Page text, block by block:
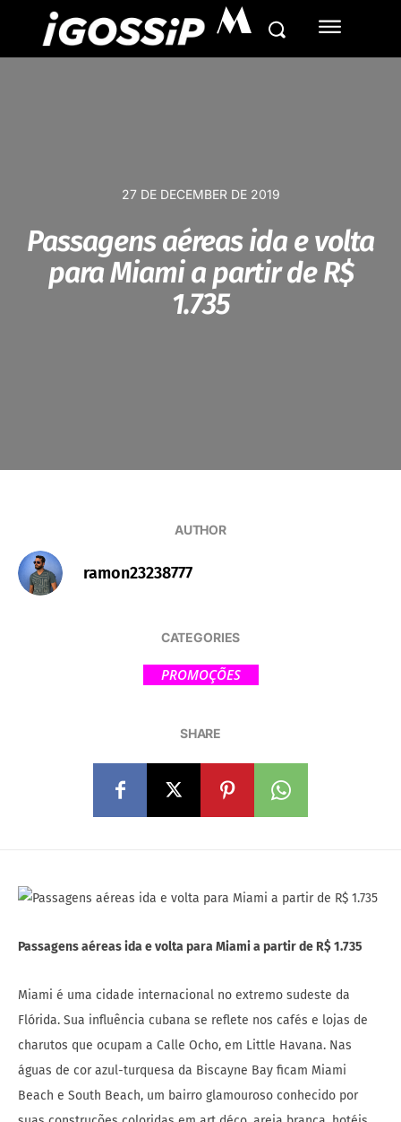
M
27 DE DECEMBER DE 2019
Passagens aéreas ida e volta
para Miami a partir de R$
1.735
AUTHOR
ramon23238777
CATEGORIES
PROMOÇÕES
SHARE
Passagens aéreas ida e volta para Miami a partir de R$ 1.735
Miami é uma cidade internacional no extremo sudeste da
Flórida. Sua influência cubana se reflete nos cafés e lojas de
charutos que ocupam a Calle Ocho, em Little Havana. Nas
águas de cor azul-turquesa da Biscayne Bay ficam Miami
Beach e South Beach, um bairro glamouroso conhecido por